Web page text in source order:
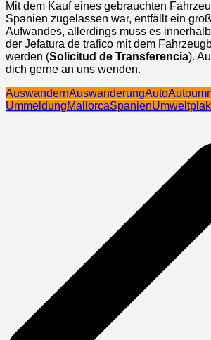
Mit dem Kauf eines gebrauchten
Spanien zugelassen war, entfällt ein
Aufwandes, allerdings muss es
der Jefatura de trafico mit dem
werden (Solicitud de Transferencia).
dich gerne an uns wenden.
AuswandernAuswanderungAuto
UmmeldungMallorcaSpanien